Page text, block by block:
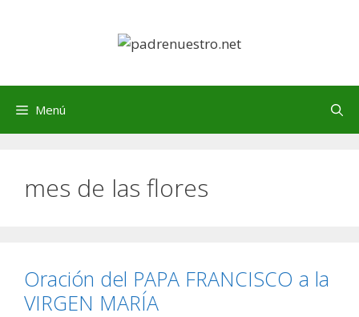
Menú
mes de las flores
Oración del PAPA FRANCISCO a la
VIRGEN MARÍA